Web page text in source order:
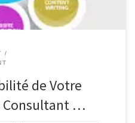
de Votre
Consultant …